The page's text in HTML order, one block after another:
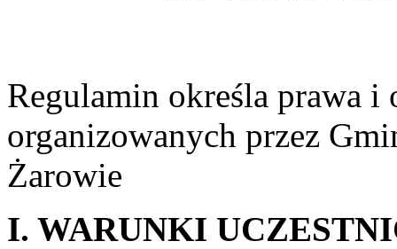
Regulamin określa prawa
organizowanych przez
Żarowie
I. WARUNKI